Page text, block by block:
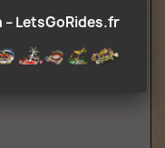
– LetsGoRides.fr